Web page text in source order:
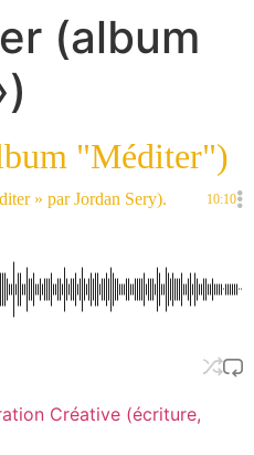
(album
"Méditer")
» par Jordan Sery). 10:10
Créative (écriture,